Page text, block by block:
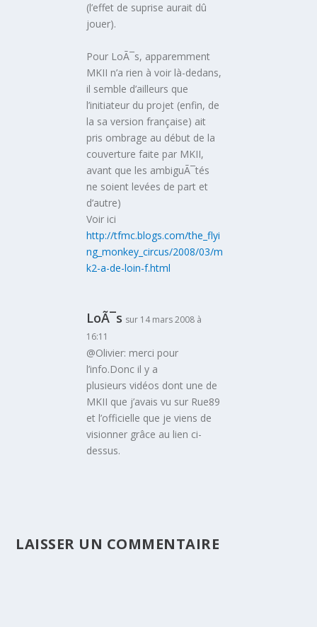
(l’effet de suprise aurait dû
jouer).
Pour LoÃ¯s, apparemment
MKII n’a rien à voir là-dedans,
il semble d’ailleurs que
l’initiateur du projet (enfin, de
la sa version française) ait
pris ombrage au début de la
couverture faite par MKII,
avant que les ambiguÃ¯tés
ne soient levées de part et
d’autre)
Voir ici
http://tfmc.blogs.com/the_flyi
ng_monkey_circus/2008/03/m
k2-a-de-loin-f.html
LoÃ¯s sur 14 mars 2008 à
16:11
@Olivier: merci pour
l’info.Donc il y a
plusieurs vidéos dont une de
MKII que j’avais vu sur Rue89
et l’officielle que je viens de
visionner grâce au lien ci-
dessus.
LAISSER UN COMMENTAIRE